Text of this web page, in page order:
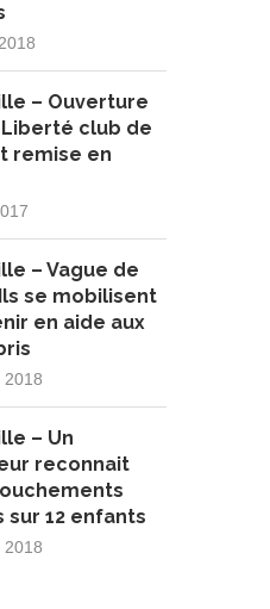
– Ouverture
Liberté club de
remise en
– Vague de
se mobilisent
en aide aux
2018
– Un
reconnait
sur 12 enfants
2018